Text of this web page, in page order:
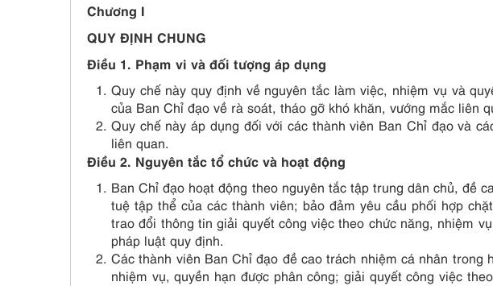
Chương I
QUY ĐỊNH CHUNG
Điều 1. Phạm vi và đối tượng áp dụng
Quy chế này quy định về nguyên tắc làm việc, nhiệm vụ và
của Ban Chỉ đạo về rà soát, tháo gỡ khó khăn, vướng mắc liên
Quy chế này áp dụng đối với các thành viên Ban Chỉ đạo và
liên quan.
Điều 2. Nguyên tắc tổ chức và hoạt động
Ban Chỉ đạo hoạt động theo nguyên tắc tập trung dân chủ, đề
tuệ tập thể của các thành viên; bảo đảm yêu cầu phối hợp
trao đổi thông tin giải quyết công việc theo chức năng, nhiệm
pháp luật quy định.
Các thành viên Ban Chỉ đạo đề cao trách nhiệm cá nhân trong
nhiệm vụ, quyền hạn được phân công; giải quyết công việc